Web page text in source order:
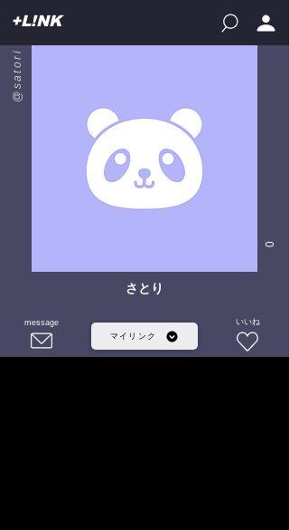
+L!NK
@satori
0
さとり
message
マイリンク
いいね